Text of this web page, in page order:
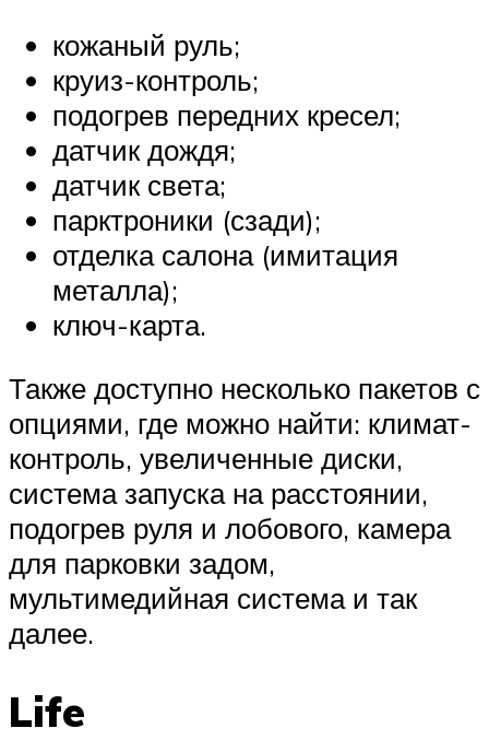
кожаный руль;
круиз-контроль;
подогрев передних кресел;
датчик дождя;
датчик света;
парктроники (сзади);
отделка салона (имитация
металла);
ключ-карта.
Также доступно несколько пакетов с
опциями, где можно найти: климат-
контроль, увеличенные диски,
система запуска на расстоянии,
подогрев руля и лобового, камера
для парковки задом,
мультимедийная система и так
далее.
Life